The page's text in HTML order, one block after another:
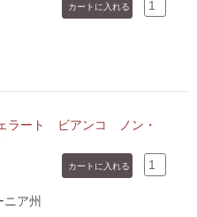
ラート ビアンコ ノン・
ア州